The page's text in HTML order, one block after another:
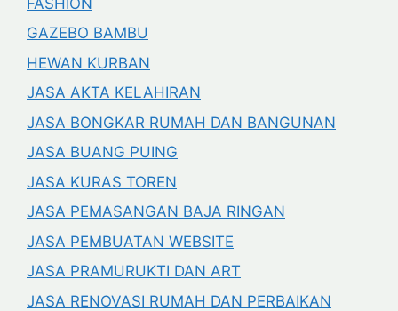
GAZEBO BAMBU
HEWAN KURBAN
JASA AKTA KELAHIRAN
JASA BONGKAR RUMAH DAN BANGUNAN
JASA BUANG PUING
JASA KURAS TOREN
JASA PEMASANGAN BAJA RINGAN
JASA PEMBUATAN WEBSITE
JASA PRAMURUKTI DAN ART
JASA RENOVASI RUMAH DAN PERBAIKAN